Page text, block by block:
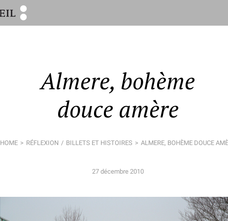
Almere, bohème
douce amère
HOME RÉFLEXION BILLETS ET HISTOIRES ALMERE, BOHÈME DOUCE
27 décembre 2010